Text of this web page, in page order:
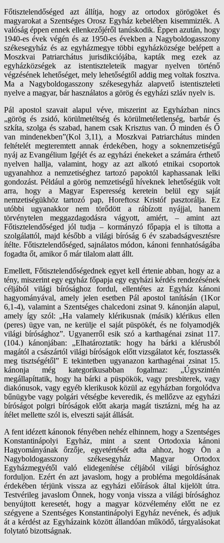
Főtisztelendőséged azt állítja, hogy az ortodox görögöket és
magyarokat a Szentséges Orosz Egyház kebelében kisemmizték. A
valóság éppen ennek ellenkezőjéről tanúskodik. Éppen azután, hogy
1940-es évek végén és az 1950-es években a Nagyboldogasszony
székesegyház és az egyházmegye többi egyházközsége belépett a
Moszkvai Patriarchátus jurisdikciójába, kapták meg ezek az
egyházközségek az istentiszteleteik magyar nyelven történő
végzésének lehetőséget, mely lehetőségtől addig meg voltak fosztva.
Ma a Nagyboldogasszony székesegyház alapvető istentiszteleti
nyelve a magyar, bár használatos a görög és egyházi szláv nyelv is.
Pál apostol szavait alapul véve, miszerint az Egyházban nincs
„görög és zsidó, körülmetéltség és körülmetéletlenség, barbár és
szkíta, szolga és szabad, hanem csak Krisztus van. Ő minden és Ő
van mindenekben”(Kol 3,11), a Moszkvai Patriarchátus minden
feltételét megteremtett annak érdekében, hogy a soknemzetiségű
nyáj az Evangélium Igéjét és az egyházi énekeket a számára érthető
nyelven hallja, valamint, hogy az azt alkotó etnikai csoportok
ugyanahhoz a nemzetiséghez tartozó papoktól kaphassanak lelki
gondozást. Például a görög nemzetiségű híveknek lehetőségük volt
arra, hogy a Magyar Esperesség keretein belül egy saját
nemzetiségükhöz tartozó pap, Horeftosz Kristóf pasztorálja. Ez
utóbbi ugyanakkor nem törődött a rábízott nyájjal, hanem
törvénytelen meggazdagodásra vágyott, amiért, – amint azt
Főtisztelendőséged jól tudja – kormányzó főpapja el is tiltotta a
szolgálattól, majd később a világi bíróság 6 év szabadságvesztésre
ítélte. Főtisztelendőséged, sajnálatos módon, kánoni fennhatóságába
fogadta őt, amikor ő már tilalom alatt állt.
Emellett, Főtisztelendőségednek egyet kell értenie abban, hogy az a
tény, miszerint egy egyház főpapja egy egyházi kérdés rendezésének
céljából világi bírósághoz fordul, ellentétes az Egyház kánoni
hagyományával, amely jelen esetben Pál apostol tanításán (1Kor
6,1-4), valamint a Szentséges chalcedoni zsinat 9. kánonján alapul,
amely így szól: „Ha valamely klérikusnak (másik) klérikus ellen
(peres) ügye van, ne kerülje el saját püspökét, és ne folyamodjék
világi bírósághoz”. Ugyanerről esik szó a karthagénai zsinat 117.
(104.) kánonjában: „Elhatároztatik: hogy ha bárki a klérusból
magától a császártól világi bíróságok előtt vizsgálatot kér, fosztassék
meg tisztségétől” E tekintetben ugyanazon karthagénai zsinat 15.
kánonja még kategorikusabban fogalmaz: „Úgyszintén
megállapíttatik, hogy ha bárki a püspökök, vagy presbiterek, vagy
diakónusok, vagy egyéb klerikusok közül az egyházban forgolódva
bűnügybe vagy polgári vétségbe keveredik, és mellőzve az egyházi
bíróságot polgri bíróságok előtt akarja magát tisztázni, még ha az
ítélet mellette szól is, elveszti saját állását.
A fent idézett kánonok fényében nehéz elhinnem, hogy a Szentséges
Konstantinápolyi Egyház, mint a szent Ortodoxia kánoni
Hagyományának őrzője, egyetértését adta ahhoz, hogy Ön a
Nagyboldogasszony székesegyház Magyar Ortodox
Egyházmegyétől való elidegenítése céljából világi bírósághoz
forduljon. Ezért én azt javaslom, hogy a probléma megoldásának
érdekében térjünk vissza az egyházi előírások által kijelölt útra.
Testvérileg javaslom Önnek, hogy vonja vissza a világi bírósághoz
benyújtott keresetét, hogy a magyar közvélemény előtt ne ez
szégyene a Szentséges Konstantinápolyi Egyház nevének, és adjuk
át a kérdést az Egyházaink között állandóan működő, tárgyalásokat
folytató bizottságnak.